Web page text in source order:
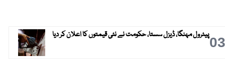
03پیٹرول مہنگا، ڈیزل سستا، حکومت نے نئی قیمتوں کا اعلان کر دیا